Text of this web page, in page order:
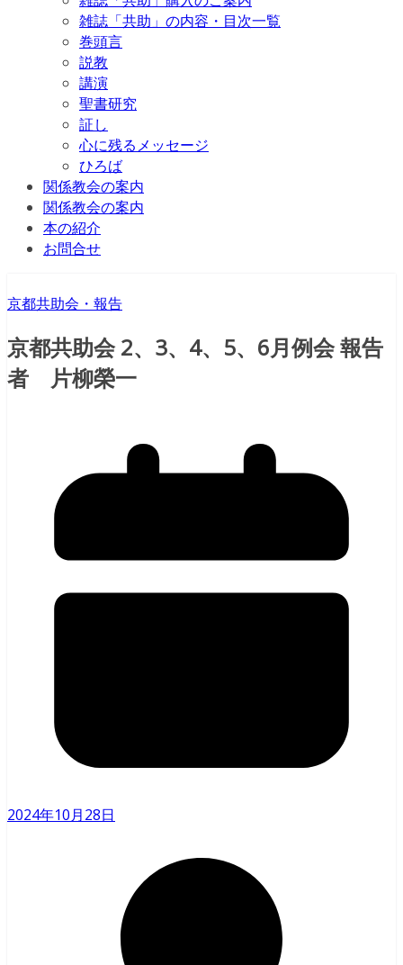
雑誌「共助」の内容・目次一覧
巻頭言
説教
講演
聖書研究
証し
心に残るメッセージ
ひろば
関係教会の案内
関係教会の案内
本の紹介
お問合せ
京都共助会・報告
京都共助会 2、3、4、5、6月例会 報告
者 片柳榮一
2024年10月28日